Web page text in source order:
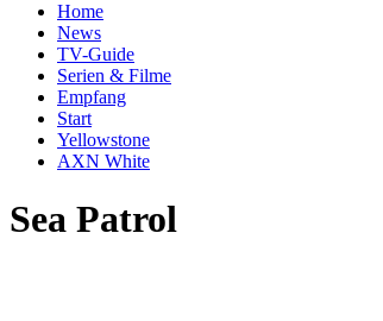
Home
News
TV-Guide
Serien & Filme
Empfang
Start
Yellowstone
AXN White
Sea Patrol